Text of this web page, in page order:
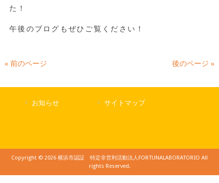
た！
午後のブログもぜひご覧ください！
« 前のページ 後のページ »
お知らせ サイトマップ
Copyright © 2026 横浜市認証 特定非営利活動法人FORTUNALABORATORIO All
rights Reserved.